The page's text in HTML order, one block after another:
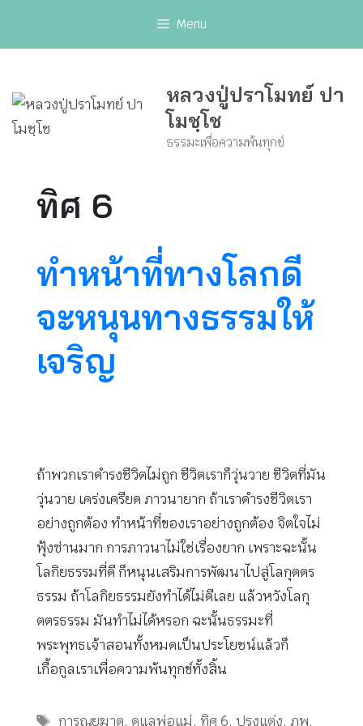
Menu
หลวงปู่ปราโมทย์ ปา
โมชฺโช
ธรรมะเพื่อความพ้นทุกข์
ทิศ 6
ทำหน้าที่ทางโลกดี
จะหนุนทางธรรมให้
เจริญ
ถ้าพวกเราดำรงชีวิตไม่ถูก ชีวิตเราก็วุ่นวาย ชีวิตที่มัน
วุ่นวาย เคร่งเครียด ภาวนายาก ถ้าเราดำรงชีวิตเรา
อย่างถูกต้อง ทำหน้าที่ของเราอย่างถูกต้อง จิตใจไม่
ฟุ้งซ่านมาก การภาวนาไม่ใช่เรื่องยาก เพราะฉะนั้น
โลกิยธรรมที่ดี ก็หนุนเสริมการพัฒนาไปสู่โลกุตตร
ธรรม ถ้าโลกิยธรรมยังทำได้ไม่ดีเลย แล้วหวังโลกุ
ตตรธรรม มันทำไม่ได้หรอก ฉะนั้นธรรมะที่
พระพุทธเจ้าสอนทั้งหมดเป็นประโยชน์แล้วก็
เกื้อกูลเราเพื่อความพ้นทุกข์ทั้งสิ้น
Tags
การุณยฆาต, ดูแลพ่อแม่, ทิศ 6, ปรุงแต่ง, ภพ,